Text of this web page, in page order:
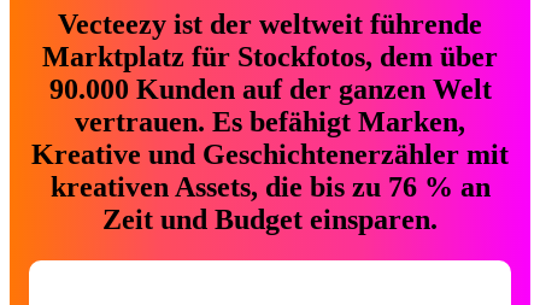
Vecteezy ist der weltweit führende
Marktplatz für Stockfotos, dem über
90.000 Kunden auf der ganzen Welt
vertrauen. Es befähigt Marken,
Kreative und Geschichtenerzähler mit
kreativen Assets, die bis zu 76 % an
Zeit und Budget einsparen.